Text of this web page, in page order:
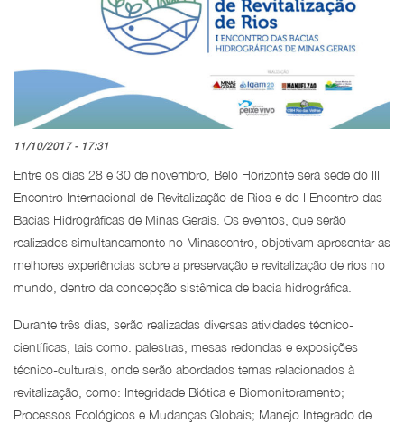
11/10/2017 - 17:31
Entre os dias 28 e 30 de novembro, Belo Horizonte será sede do III
Encontro Internacional de Revitalização de Rios e do I Encontro das
Bacias Hidrográficas de Minas Gerais. Os eventos, que serão
realizados simultaneamente no Minascentro, objetivam apresentar as
melhores experiências sobre a preservação e revitalização de rios no
mundo, dentro da concepção sistêmica de bacia hidrográfica.
Durante três dias, serão realizadas diversas atividades técnico-
científicas, tais como: palestras, mesas redondas e exposições
técnico-culturais, onde serão abordados temas relacionados à
revitalização, como: Integridade Biótica e Biomonitoramento;
Processos Ecológicos e Mudanças Globais; Manejo Integrado de